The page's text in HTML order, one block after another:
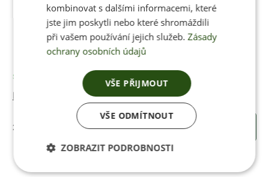
Skladem
Bordó krém na boty
205 Kč
kombinovat s dalšími informacemi, které
jste jim poskytli nebo které shromáždili
při vašem používání jejich služeb. Zásady
ochrany osobních údajů
VŠE PŘIJMOUT
VŠE ODMÍTNOUT
ZOBRAZIT PODROBNOSTI